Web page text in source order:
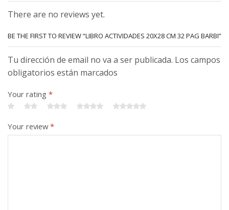
There are no reviews yet.
BE THE FIRST TO REVIEW “LIBRO ACTIVIDADES 20X28 CM 32 PAG BARBI”
Tu dirección de email no va a ser publicada. Los campos
obligatorios están marcados
Your rating *
Your review*